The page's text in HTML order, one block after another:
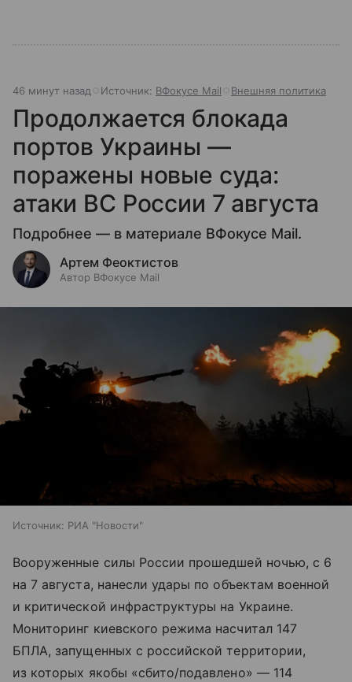
46 минут назад Источник: ВФокусе Mail Внешняя политика
Продолжается блокада
портов Украины —
поражены новые суда:
атаки ВС России 7 августа
Подробнее — в материале ВФокусе Mail.
Артем Феоктистов
Автор ВФокусе Mail
Источник: РИА "Новости"
Вооруженные силы России прошедшей ночью, с 6
на 7 августа, нанесли удары по объектам военной
и критической инфраструктуры на Украине.
Мониторинг киевского режима насчитал 147
БПЛА, запущенных с российской территории,
из которых якобы «сбито/подавлено» — 114